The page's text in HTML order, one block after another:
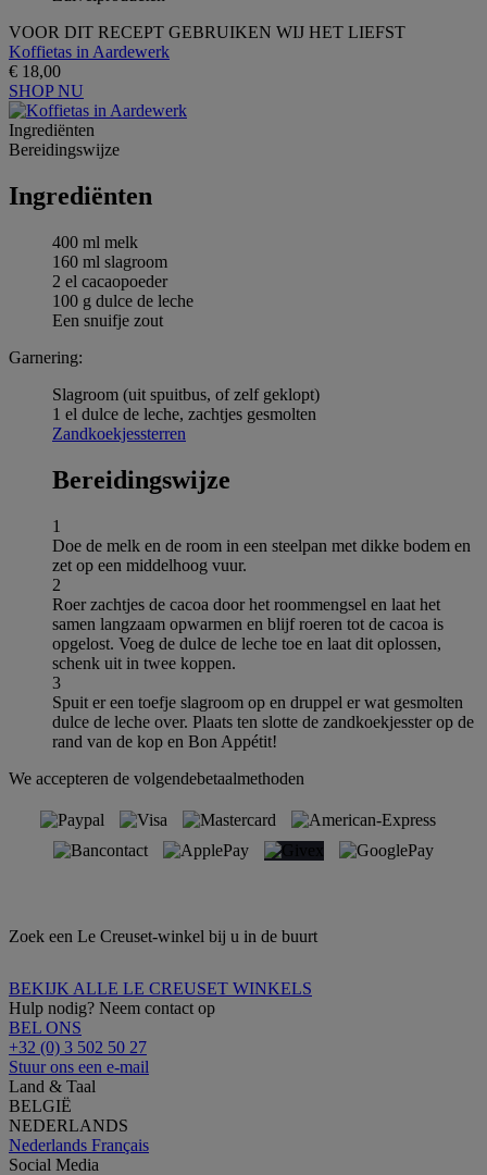
VOOR DIT RECEPT GEBRUIKEN WIJ HET LIEFST
Koffietas in Aardewerk
€ 18,00
SHOP NU
Ingrediёnten
Bereidingswijze
Ingrediёnten
400 ml melk
160 ml slagroom
2 el cacaopoeder
100 g dulce de leche
Een snuifje zout
Garnering:
Slagroom (uit spuitbus, of zelf geklopt)
1 el dulce de leche, zachtjes gesmolten
Zandkoekjessterren
Bereidingswijze
1
Doe de melk en de room in een steelpan met dikke bodem en
zet op een middelhoog vuur.
2
Roer zachtjes de cacoa door het roommengsel en laat het
samen langzaam opwarmen en blijf roeren tot de cacoa is
opgelost. Voeg de dulce de leche toe en laat dit oplossen,
schenk uit in twee koppen.
3
Spuit er een toefje slagroom op en druppel er wat gesmolten
dulce de leche over. Plaats ten slotte de zandkoekjesster op de
rand van de kop en Bon Appétit!
We accepteren de volgendebetaalmethoden
Zoek een Le Creuset-winkel bij u in de buurt
BEKIJK ALLE LE CREUSET WINKELS
Hulp nodig? Neem contact op
BEL ONS
+32 (0) 3 502 50 27
Stuur ons een e-mail
Land & Taal
BELGIË
NEDERLANDS
Nederlands Français
Social Media